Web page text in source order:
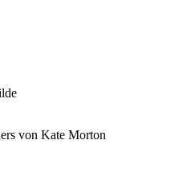
von Kate Morton